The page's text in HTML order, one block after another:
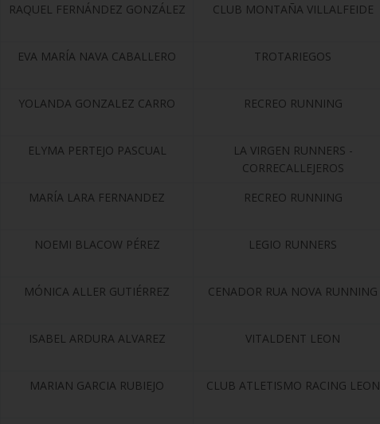
RAQUEL FERNÁNDEZ GONZÁLEZ CLUB MONTAÑA VILLALFEIDE
EVA MARÍA NAVA CABALLERO TROTARIEGOS
YOLANDA GONZALEZ CARRO RECREO RUNNING
ELYMA PERTEJO PASCUAL
LA VIRGEN RUNNERS -
CORRECALLEJEROS
MARÍA LARA FERNANDEZ RECREO RUNNING
NOEMI BLACOW PÉREZ LEGIO RUNNERS
MÓNICA ALLER GUTIÉRREZ CENADOR RUA NOVA RUNNING
ISABEL ARDURA ALVAREZ VITALDENT LEON
MARIAN GARCIA RUBIEJO CLUB ATLETISMO RACING LEON